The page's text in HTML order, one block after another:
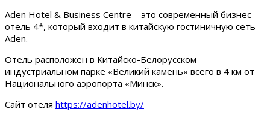
Aden Hotel & Business Centre – это современный бизнес-
отель 4*, который входит в китайскую гостиничную сеть
Aden.
Отель расположен в Китайско-Белорусском
индустриальном парке «Великий камень» всего в 4 км от
Национального аэропорта «Минск».
Сайт отеля https://adenhotel.by/